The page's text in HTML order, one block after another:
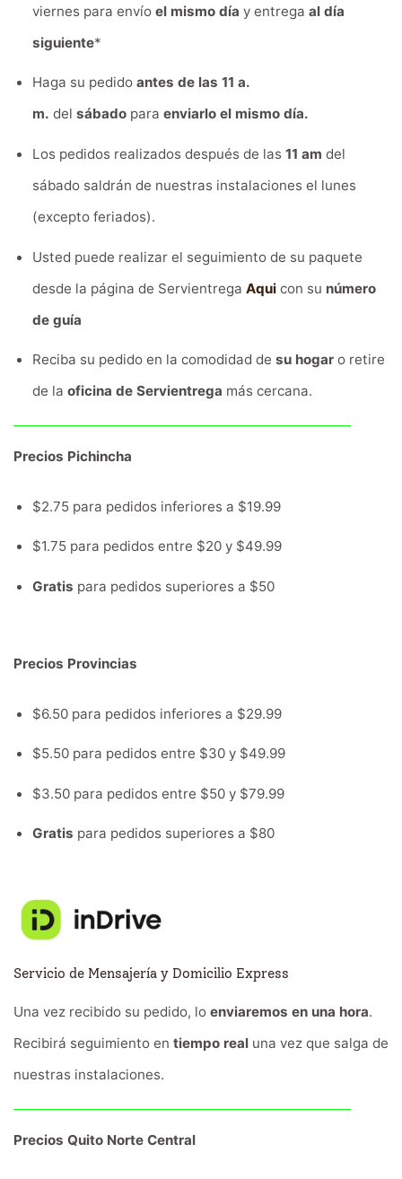
viernes para envío el mismo día y entrega al día
siguiente*
Haga su pedido antes de las 11 a.
m. del sábadopara enviarlo el mismo día.
Los pedidos realizados después de las 11 am del
sábado saldrán de nuestras instalaciones el lunes
(excepto feriados).
Usted puede realizar el seguimiento de su paquete
desde la página de Servientrega Aquicon su número
de guía
Reciba su pedido en la comodidad de su hogaro retire
de la oficina de Servientrega más cercana.
Precios Pichincha
$2.75 para pedidos inferiores a $19.99
$1.75 para pedidos entre $20 y $49.99
Gratis para pedidos superiores a $50
Precios Provincias
$6.50 para pedidos inferiores a $29.99
$5.50 para pedidos entre $30 y $49.99
$3.50 para pedidos entre $50 y $79.99
Gratis para pedidos superiores a $80
Servicio de Mensajería y Domicilio Express
Una vez recibido su pedido, lo enviaremos en una hora.
Recibirá seguimiento en tiempo real una vez que salga de
nuestras instalaciones.
Precios Quito Norte Central